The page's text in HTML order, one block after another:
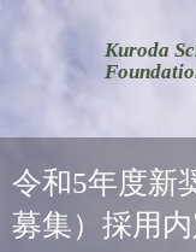
​Kuroda
令和5年度新
募集）採用